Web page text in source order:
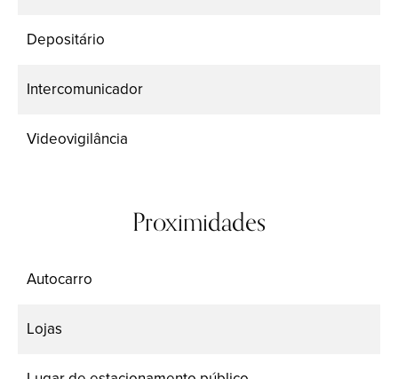
Depositário
Intercomunicador
Videovigilância
Proximidades
Autocarro
Lojas